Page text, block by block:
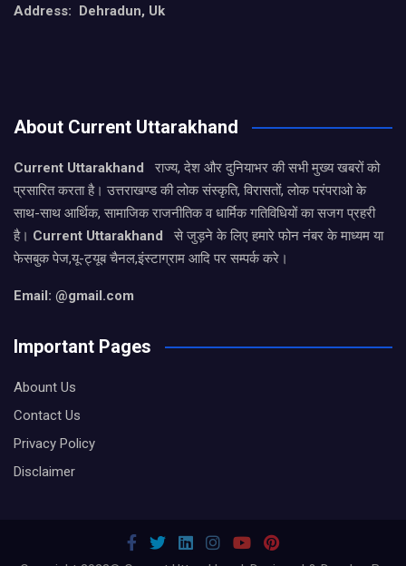
Address: Dehradun, Uk
About Current Uttarakhand
Current Uttarakhand
राज्य, देश और दुनियाभर की सभी मुख्य खबरों को
प्रसारित करता है। उत्तराखण्ड की लोक संस्कृति, विरासतों, लोक परंपराओ के
साथ-साथ आर्थिक, सामाजिक राजनीतिक व धार्मिक गतिविधियों का सजग प्रहरी
है। Current Uttarakhand
से जुड़ने के लिए हमारे फोन नंबर के माध्यम या
फेसबुक पेज,यू-ट्यूब चैनल,इंस्टाग्राम आदि पर सम्पर्क करे।
Email: @gmail.com
Important Pages
Abount Us
Contact Us
Privacy Policy
Disclaimer